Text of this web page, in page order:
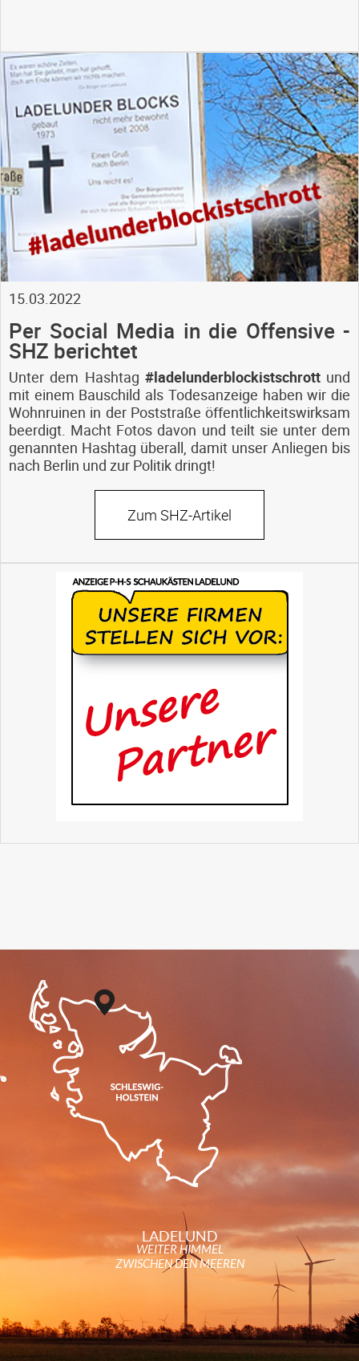
15.03.2022
Per Social Media in die Offensive -
SHZ berichtet
Unter dem Hashtag #ladelunderblockistschrottund
mit einem Bauschild als Todesanzeige haben wir die
Wohnruinen in der Poststraße öffentlichkeitswirksam
beerdigt. Macht Fotos davon und teilt sie unter dem
genannten Hashtag überall, damit unser Anliegen bis
nach Berlin und zur Politik dringt!
Zum SHZ-Artikel
LADELUND
WEITER HIMMEL
ZWISCHEN DEN MEEREN